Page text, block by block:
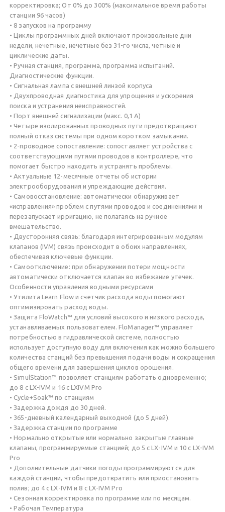
корректировка; От 0% до 300% (максимальное время работы
станции 96 часов)
• 8 запусков на программу
• Циклы программных дней включают произвольные дни
недели, нечетные, нечетные без 31-го числа, четные и
циклические даты.
• Ручная станция, программа, программа испытаний.
Диагностические функции.
• Сигнальная лампа с внешней линзой корпуса
• Двухпроводная диагностика для упрощения и ускорения
поиска и устранения неисправностей.
• Порт внешней сигнализации (макс. 0,1 А)
• Четыре изолированных проводных пути предотвращают
полный отказ системы при одном коротком замыкании.
• 2-проводное сопоставление: сопоставляет устройства с
соответствующими путями проводов в контроллере, что
помогает быстро находить и устранять проблемы.
• Актуальные 12-месячные отчеты об истории
электрооборудования и упреждающие действия.
• Самовосстановление: автоматически обнаруживает
«исправления» проблем с путями проводов и соединениями и
перезапускает ирригацию, не полагаясь на ручное
вмешательство.
• Двусторонняя связь: благодаря интегрированным модулям
клапанов (IVM) связь происходит в обоих направлениях,
обеспечивая ключевые функции.
• Самоотключение: при обнаружении потери мощности
автоматически отключается клапан во избежание утечек.
Особенности управления водными ресурсами
• Утилита Learn Flow и счетчик расхода воды помогают
оптимизировать расход воды.
• Защита FloWatch™ для условий высокого и низкого расхода,
устанавливаемых пользователем. FloManager™ управляет
потребностью в гидравлической системе, полностью
использует доступную воду для включения как можно большего
количества станций без превышения подачи воды и сокращения
общего времени для завершения циклов орошения.
• SimulStation™ позволяет станциям работать одновременно;
до 8 с LX-IVM и 16 с LXIVM Pro
• Cycle+Soak™ по станциям
• Задержка дождя до 30 дней.
• 365-дневный календарный выходной (до 5 дней).
• Задержка станции по программе
• Нормально открытые или нормально закрытые главные
клапаны, программируемые станцией; до 5 с LX-IVM и 10 с LX-IVM
Pro
• Дополнительные датчики погоды программируются для
каждой станции, чтобы предотвратить или приостановить
полив; до 4 с LX-IVM и 8 с LX-IVM Pro
• Сезонная корректировка по программе или по месяцам.
• Рабочая Температура